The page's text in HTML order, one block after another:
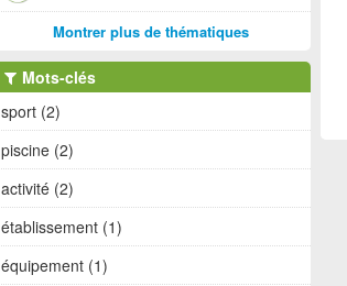
Montrer plus de thématiques
Mots-clés
sport (2)
piscine (2)
activité (2)
établissement (1)
équipement (1)